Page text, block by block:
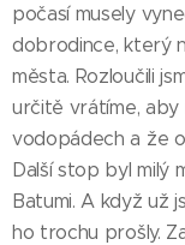
počasí musely
dobrodince, který
města. Rozloučili
určitě vrátíme, aby
vodopádech a že
Další stop byl milý
Batumi. A když už
ho trochu prošly.